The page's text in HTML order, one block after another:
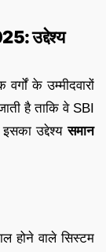
उद्देश्य
के उम्मीदवारों
है ताकि वे SBI
इसका उद्देश्यसमान
होने वाले सिस्टम